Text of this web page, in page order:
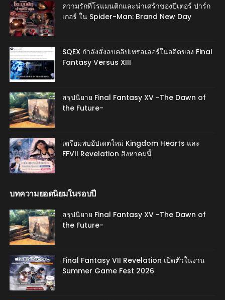
ความรักที่โรแมนติกและน่าเศร้าของปีเตอร์ ปาร์ก
เกอร์ ใน Spider-Man: Brand New Day
SQEX กำลังสั่งลบคลิปเทรลเลอร์ในอดีตของ Final
Fantasy Versus XIII
สรุปนิยาย Final Fantasy XV -The Dawn of
the Future-
เตรียมพบอัปเดตใหม่ Kingdom Hearts และ
FFVII Revelation สิงหาคมนี้
บทความยอดนิยมในรอบปี
สรุปนิยาย Final Fantasy XV -The Dawn of
the Future-
Final Fantasy VII Revelation เปิดตัวในงาน
Summer Game Fest 2026